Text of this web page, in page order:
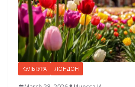
КУЛЬТУРА ЛОНДОН